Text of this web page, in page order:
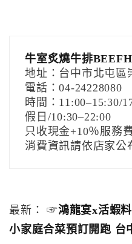
牛室炙燒牛排
地址：台中市北屯區
電話：04-24228080
時間：11:00–15:30/
假日/10:30–22:00
只收現金+10％服務
消費資訊請依店家公
最新： ☞鴻龍宴x活蝦
小家庭合菜預訂開跑 台